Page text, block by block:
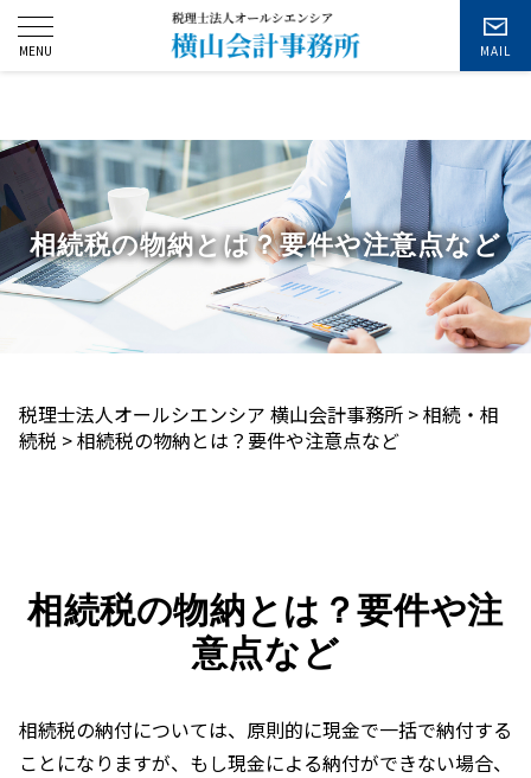
お問い合わせ
相続税の物納とは？要件や注意点など
税理士法人オールシエンシア 横山会計事務所 >相続・相
続税 >相続税の物納とは？要件や注意点など
相続税の物納とは？要件や注
意点など
相続税の納付については、原則的に現金で一括で納付する
ことになりますが、もし現金による納付ができない場合、